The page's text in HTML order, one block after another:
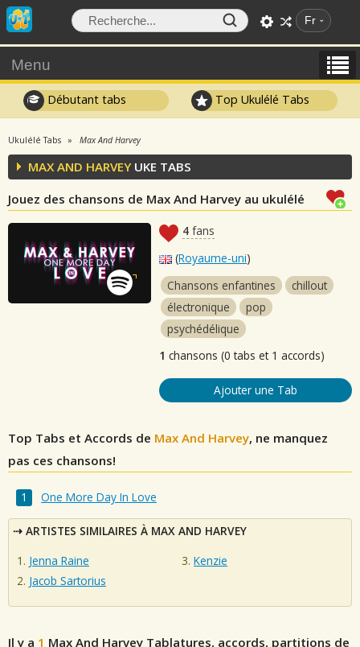
Fr
Menu
Débutant tabs Top Ukulélé Tabs
Ukulélé Tabs Max And Harvey
MAX AND HARVEYUKE TABS
Jouez des chansons de Max And Harvey au ukulélé
4 fans
(Royaume-uni)
Chansons enfantines
chillout
électronique
pop
psychédélique
1 chansons (0 tabs et 1 accords)
Ajouter une Tab
Top Tabs et Accords de Max And Harvey, ne manquez
pas ces chansons!
One More Day In Love
ARTISTES SIMILAIRES À MAX AND HARVEY
Jenna Raine
Jacob Sartorius
Kenzie
Il y a 1 Max And Harvey Tablatures, accords, partitions de